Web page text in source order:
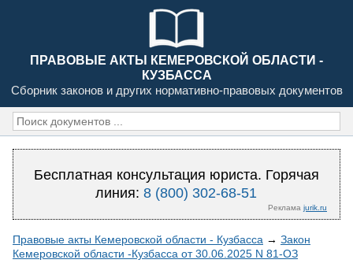
ПРАВОВЫЕ АКТЫ КЕМЕРОВСКОЙ ОБЛАСТИ -
КУЗБАССА
Сборник законов и других нормативно-правовых документов
Бесплатная консультация юриста. Горячая
линия:8 (800) 302-68-51
Реклама jurik.ru
Правовые акты Кемеровской области - Кузбасса → Закон
Кемеровской области -Кузбасса от 30.06.2025 N 81-ОЗ